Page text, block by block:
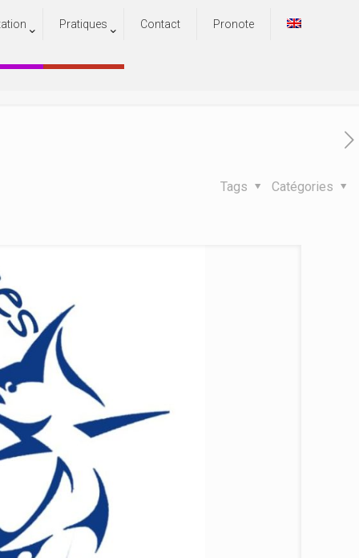
Pratiques Contact Pronote
Catégories
Tags